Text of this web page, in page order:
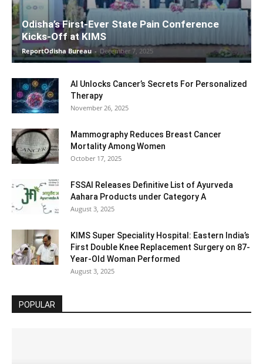
Odisha’s First-Ever State Pain Conference
Kicks-Off at KIMS
ReportOdisha Bureau - December 7, 2025
AI Unlocks Cancer’s Secrets For Personalized
Therapy
November 26, 2025
Mammography Reduces Breast Cancer
Mortality Among Women
October 17, 2025
FSSAI Releases Definitive List of Ayurveda
Aahara Products under Category A
August 3, 2025
KIMS Super Speciality Hospital: Eastern India’s
First Double Knee Replacement Surgery on 87-
Year-Old Woman Performed
August 3, 2025
POPULAR